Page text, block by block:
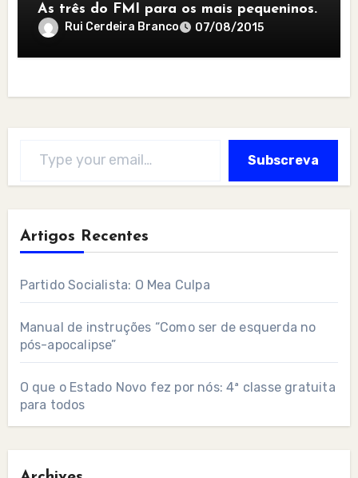
As três do FMI para os mais pequeninos.
Rui Cerdeira Branco 07/08/2015
Subscreva
Artigos Recentes
Partido Socialista: O Mea Culpa
Manual de instruções “Como ser de esquerda no
pós-apocalipse”
O que o Estado Novo fez por nós: 4ª classe gratuita
para todos